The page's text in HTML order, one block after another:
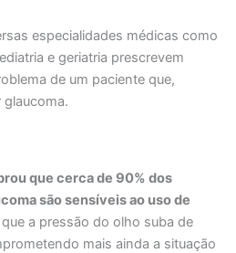
especialidades médicas como
e geriatria prescrevem
de um paciente que,
que cerca de 90% dos
são sensíveis ao uso de
a pressão do olho suba de
mais ainda a situação